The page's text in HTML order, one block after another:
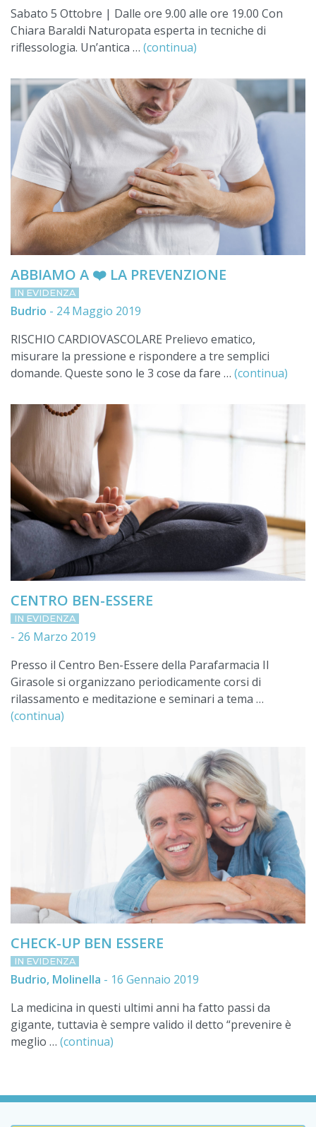
Sabato 5 Ottobre | Dalle ore 9.00 alle ore 19.00 Con
Chiara Baraldi Naturopata esperta in tecniche di
riflessologia. Un’antica … (continua)
ABBIAMO A ❤️ LA PREVENZIONE
IN EVIDENZA
Budrio - 24 Maggio 2019
RISCHIO CARDIOVASCOLARE Prelievo ematico,
misurare la pressione e rispondere a tre semplici
domande. Queste sono le 3 cose da fare … (continua)
CENTRO BEN-ESSERE
IN EVIDENZA
- 26 Marzo 2019
Presso il Centro Ben-Essere della Parafarmacia Il
Girasole si organizzano periodicamente corsi di
rilassamento e meditazione e seminari a tema …
(continua)
CHECK-UP BEN ESSERE
IN EVIDENZA
Budrio, Molinella - 16 Gennaio 2019
La medicina in questi ultimi anni ha fatto passi da
gigante, tuttavia è sempre valido il detto “prevenire è
meglio … (continua)